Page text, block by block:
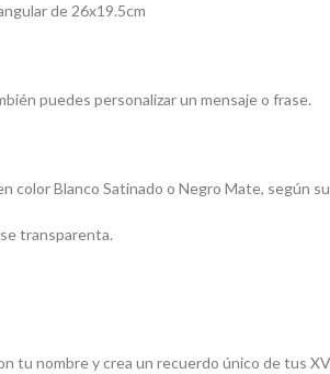
de 26x19.5cm
puedes personalizar un mensaje o frase.
color Blanco Satinado o Negro Mate, según
transparenta.
tu nombre y crea un recuerdo único de tus